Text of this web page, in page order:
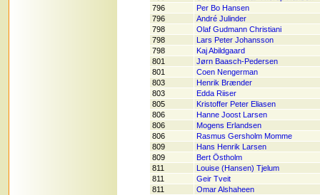
796
Per Bo Hansen
796
André Julinder
798
Olaf Gudmann Christiani
798
Lars Peter Johansson
798
Kaj Abildgaard
801
Jørn Baasch-Pedersen
801
Coen Nengerman
803
Henrik Brænder
803
Edda Riiser
805
Kristoffer Peter Eliasen
806
Hanne Joost Larsen
806
Mogens Erlandsen
806
Rasmus Gersholm Momme
809
Hans Henrik Larsen
809
Bert Östholm
811
Louise (Hansen) Tjelum
811
Geir Tveit
811
Omar Alshaheen